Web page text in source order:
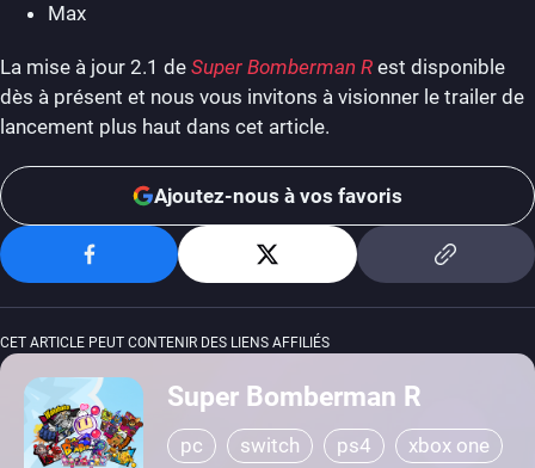
Max
La mise à jour 2.1 de Super Bomberman R est disponible
dès à présent et nous vous invitons à visionner le trailer de
lancement plus haut dans cet article.
Ajoutez-nous à vos favoris
CET ARTICLE PEUT CONTENIR DES LIENS AFFILIÉS
Super Bomberman R
pc switch ps4 xbox one